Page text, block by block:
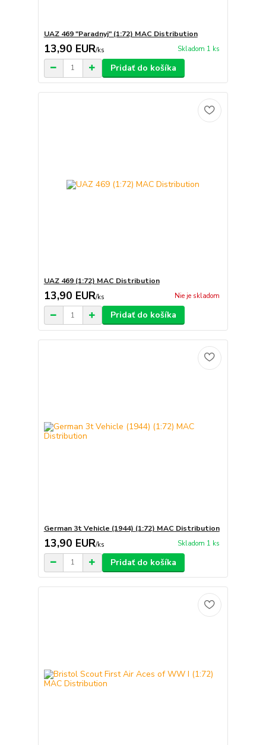
UAZ 469 "Paradnyj" (1:72) MAC Distribution
13,90 EUR/ks Skladom 1 ks
Pridať do košíka
UAZ 469 (1:72) MAC Distribution
13,90 EUR/ks Nie je skladom
Pridať do košíka
German 3t Vehicle (1944) (1:72) MAC Distribution
13,90 EUR/ks Skladom 1 ks
Pridať do košíka